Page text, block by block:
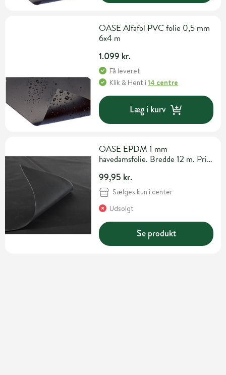
OASE Alfafol PVC folie 0,5 mm
6x4 m
1.099 kr.
Få leveret
Klik & Hent i14 centre
Læg i kurv
OASE EPDM 1 mm
havedamsfolie. Bredde 12 m. Pris
99,95 kr.
Sælges kun i center
Udsolgt
Se produkt